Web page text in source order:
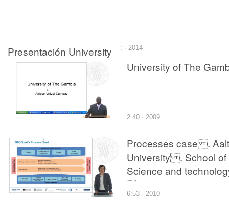
Presentación University
of Winsconsin-Madison
: · 2014
University of The
2:40 · 2009
Processes case .
University . School of
Science and
LLL Dipoli
6:53 · 2010